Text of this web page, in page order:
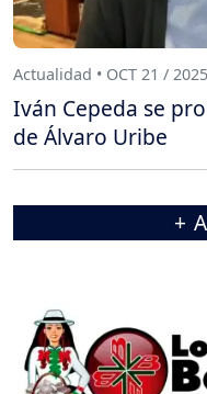
Actualidad • OCT 21 / 2025
Iván Cepeda se
de Álvaro Uribe
+